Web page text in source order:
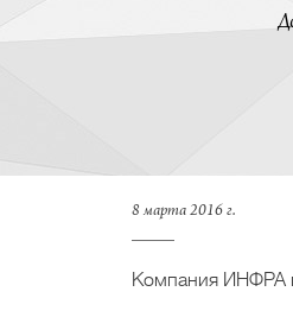
8 марта 2016 г.
Компания ИНФРА